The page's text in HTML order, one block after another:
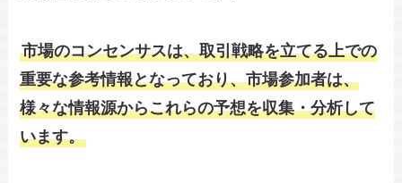
市場のコンセンサスは、取引戦略を立てる上での
重要な参考情報となっており、市場参加者は、
様々な情報源からこれらの予想を収集・分析して
います。​​​​​​​​​​​​​​​​